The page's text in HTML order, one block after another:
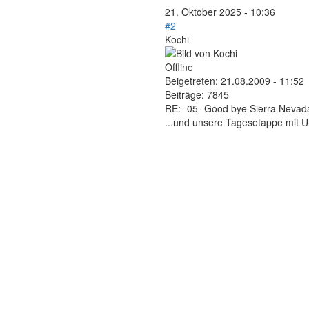
21. Oktober 2025 - 10:36
#2
Kochi
Offline
Beigetreten: 21.08.2009 - 11:52
Beiträge: 7845
RE: -05- Good bye Sierra
...und unsere Tagesetappe mit